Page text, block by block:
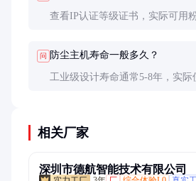
查看IP认证等级证书，实际可用
问 防尘主机寿命一般多久？
工业级设计寿命通常5-8年，实际
相关厂家
深圳市德航智能技术有限公司